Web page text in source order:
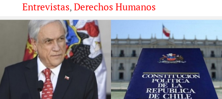
Entrevistas, Derechos Humanos